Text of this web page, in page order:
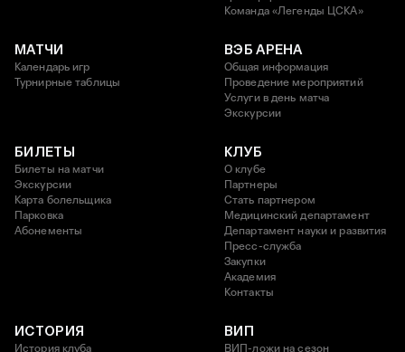
Команда «Легенды ЦСКА»
МАТЧИ
Календарь игр
Турнирные таблицы
ВЭБ АРЕНА
Общая информация
Проведение мероприятий
Услуги в день матча
Экскурсии
БИЛЕТЫ
Билеты на матчи
Экскурсии
Карта болельщика
Парковка
Абонементы
КЛУБ
О клубе
Партнеры
Стать партнером
Медицинский департамент
Департамент науки и развития
Пресс-служба
Закупки
Академия
Контакты
ИСТОРИЯ
История клуба
ВИП
ВИП-ложи на сезон